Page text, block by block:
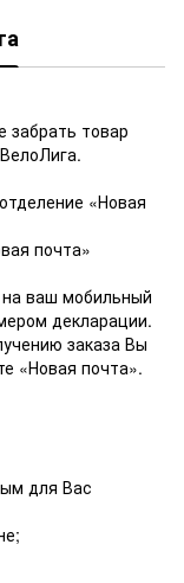
забрать товар
«Новая
почта»
ваш мобильный
декларации.
заказа Вы
«Новая почта».
для Вас